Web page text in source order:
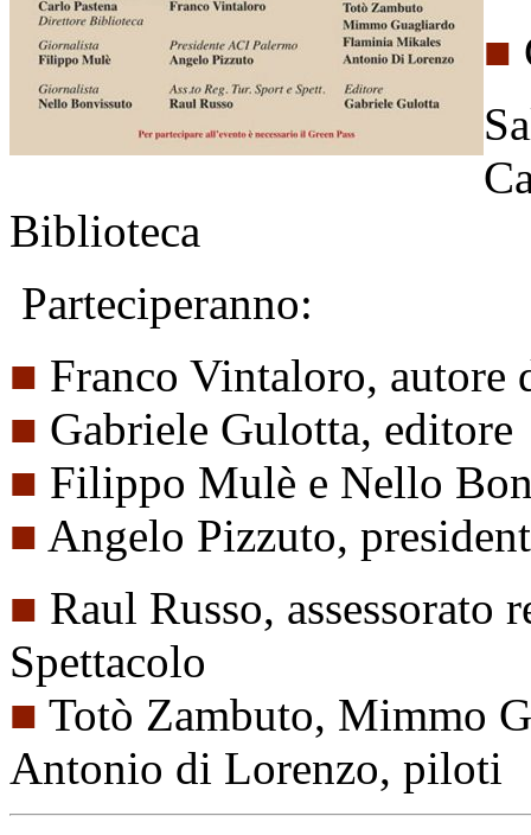
■
Biblioteca
Parteciperanno:
■ Franco Vintaloro, autore
■ Gabriele Gulotta, editore
■ Filippo Mulè e Nello
■ Angelo Pizzuto,
■ Raul Russo, assessorato
Spettacolo
■ Totò Zambuto, Mimmo
Antonio di Lorenzo, piloti